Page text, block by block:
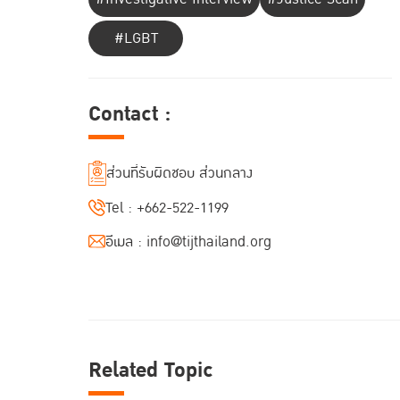
#LGBT
Contact :
ส่วนที่รับผิดชอบ ส่วนกลาง
Tel : +662-522-1199
อีเมล : info@tijthailand.org
Related Topic